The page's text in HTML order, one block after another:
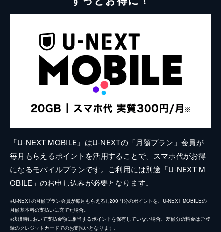
「U-NEXT MOBILE」はU-NEXTの「月額プラン」会員が
毎月もらえるポイントを活用することで、スマホ代がお得
になるモバイルプランです。ご利用には別途「U-NEXT M
OBILE」のお申し込みが必要となります。
※U-NEXTの月額プラン会員が毎月もらえる1,200円分のポイントを、U-NEXT MOBILEの
月額基本料の支払いに充てた場合。
※決済時において支払金額に相当するポイントを保有していない場合、差額分の料金はご登
録のクレジットカードでのお支払いとなります。